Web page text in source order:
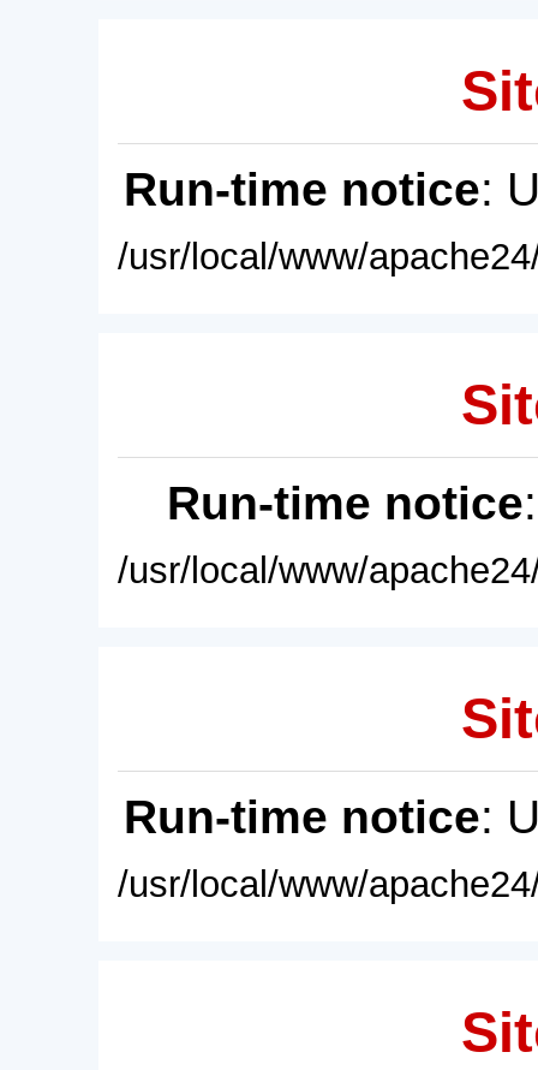
Run-time notice:
/usr/local/www/
Run-time notice
/usr/local/www/
Run-time notice:
/usr/local/www/